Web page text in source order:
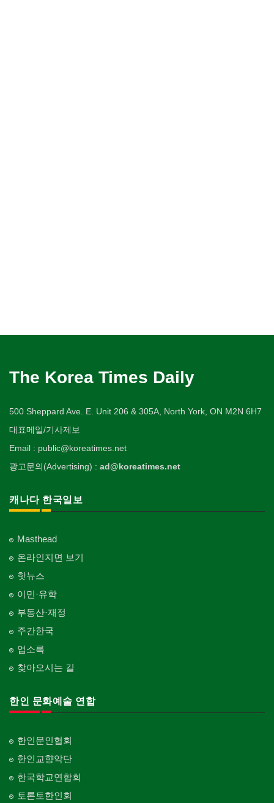
The Korea Times Daily
500 Sheppard Ave. E. Unit 206 & 305A, North York, ON M2N 6H7
대표메일/기사제보
Email : public@koreatimes.net
광고문의(Advertising) : ad@koreatimes.net
캐나다 한국일보
Masthead
온라인지면 보기
핫뉴스
이민·유학
부동산·재정
주간한국
업소록
찾아오시는 길
한인 문화예술 연합
한인문인협회
한인교향악단
한국학교연합회
토론토한인회